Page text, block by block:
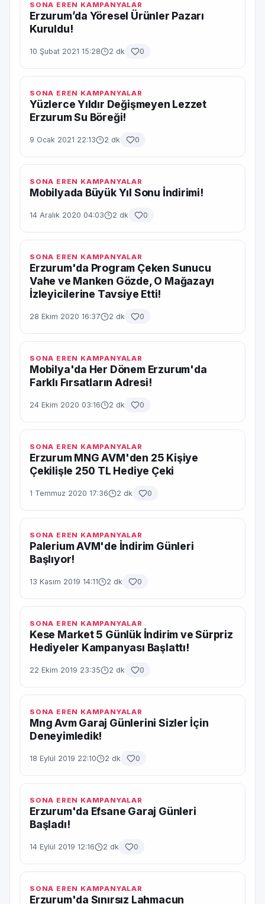
SONA EREN KAMPANYALAR
Erzurum’da Yöresel Ürünler Pazarı
Kuruldu!
10 Şubat 2021 15:28 2 dk 0
SONA EREN KAMPANYALAR
Yüzlerce Yıldır Değişmeyen Lezzet
Erzurum Su Böreği!
9 Ocak 2021 22:13 2 dk 0
SONA EREN KAMPANYALAR
Mobilyada Büyük Yıl Sonu İndirimi!
14 Aralık 2020 04:03 2 dk 0
SONA EREN KAMPANYALAR
Erzurum'da Program Çeken Sunucu
Vahe ve Manken Gözde, O Mağazayı
İzleyicilerine Tavsiye Etti!
28 Ekim 2020 16:37 2 dk 0
SONA EREN KAMPANYALAR
Mobilya'da Her Dönem Erzurum'da
Farklı Fırsatların Adresi!
24 Ekim 2020 03:16 2 dk 0
SONA EREN KAMPANYALAR
Erzurum MNG AVM'den 25 Kişiye
Çekilişle 250 TL Hediye Çeki
1 Temmuz 2020 17:36 2 dk 0
SONA EREN KAMPANYALAR
Palerium AVM'de İndirim Günleri
Başlıyor!
13 Kasım 2019 14:11 2 dk 0
SONA EREN KAMPANYALAR
Kese Market 5 Günlük İndirim ve Sürpriz
Hediyeler Kampanyası Başlattı!
22 Ekim 2019 23:35 2 dk 0
SONA EREN KAMPANYALAR
Mng Avm Garaj Günlerini Sizler İçin
Deneyimledik!
18 Eylül 2019 22:10 2 dk 0
SONA EREN KAMPANYALAR
Erzurum'da Efsane Garaj Günleri
Başladı!
14 Eylül 2019 12:16 2 dk 0
SONA EREN KAMPANYALAR
Erzurum'da Sınırsız Lahmacun